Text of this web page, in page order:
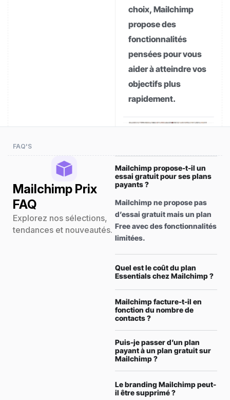
choix, Mailchimp
propose des
fonctionnalités
pensées pour vous
aider à atteindre vos
objectifs plus
rapidement.
FAQ'S
Mailchimp Prix
FAQ
Explorez nos sélections,
tendances et nouveautés.
Mailchimp propose-t-il un
essai gratuit pour ses plans
payants ?
Mailchimp ne propose pas
d’essai gratuit mais un plan
Free avec des fonctionnalités
limitées.
Quel est le coût du plan
Essentials chez Mailchimp ?
Mailchimp facture-t-il en
fonction du nombre de
contacts ?
Puis-je passer d’un plan
payant à un plan gratuit sur
Mailchimp ?
Le branding Mailchimp peut-
il être supprimé ?